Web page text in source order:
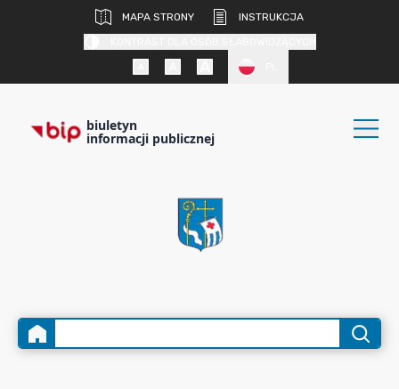
MAPA STRONY
INSTRUKCJA
biuletyn
informacji publicznej